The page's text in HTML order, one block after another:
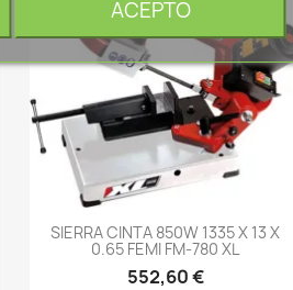
-->
SIERRA CINTA 850W 1335 X 13 X
0.65 FEMI FM-780 XL
552,60 €
ACEPTO